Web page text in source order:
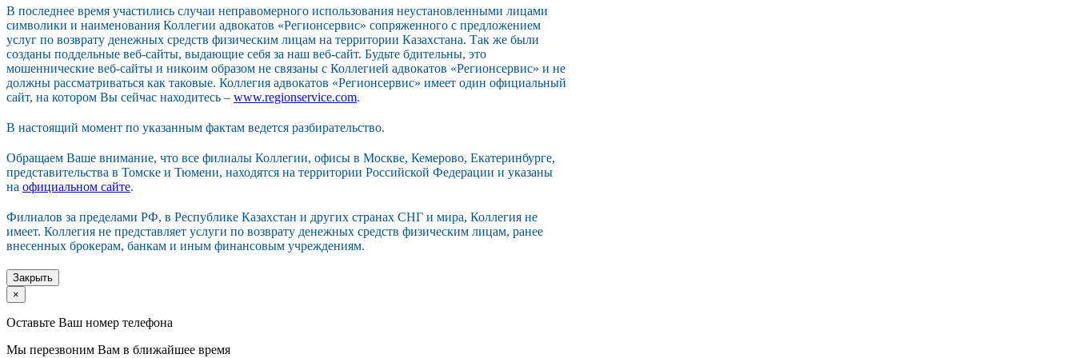
В последнее время участились случаи неправомерного использования неустановленными лицами
символики и наименования Коллегии адвокатов «Регионсервис» сопряженного с предложением
услуг по возврату денежных средств физическим лицам на территории Казахстана. Так же были
созданы поддельные веб-сайты, выдающие себя за наш веб-сайт. Будьте бдительны, это
мошеннические веб-сайты и никоим образом не связаны с Коллегией адвокатов «Регионсервис» и не
должны рассматриваться как таковые. Коллегия адвокатов «Регионсервис» имеет один официальный
сайт, на котором Вы сейчас находитесь – www.regionservice.com.
В настоящий момент по указанным фактам ведется разбирательство.
Обращаем Ваше внимание, что все филиалы Коллегии, офисы в Москве, Кемерово, Екатеринбурге,
представительства в Томске и Тюмени, находятся на территории Российской Федерации и указаны
на официальном сайте.
Филиалов за пределами РФ, в Республике Казахстан и других странах СНГ и мира, Коллегия не
имеет. Коллегия не представляет услуги по возврату денежных средств физическим лицам, ранее
внесенных брокерам, банкам и иным финансовым учреждениям.
Закрыть
×
Оставьте Ваш номер телефона
Мы перезвоним Вам в ближайшее время